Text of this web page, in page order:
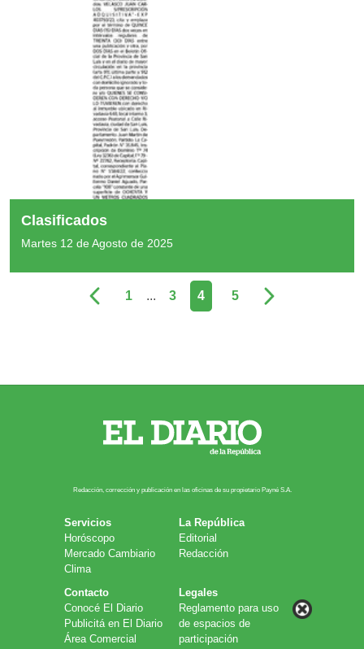
Clasificados
Martes 12 de Agosto de 2025
1 ... 3 4 5
Redacción, corrección y publicación en las oficinas de su propietario Payn​é S.A.
Servicios
Horóscopo
Mercado Cambiario
Clima
La República
Editorial
Redacción
Contacto
Conocé El Diario
Publicitá en El Diario
Área Comercial
Legales
Reglamento para uso
de espacios de
participación